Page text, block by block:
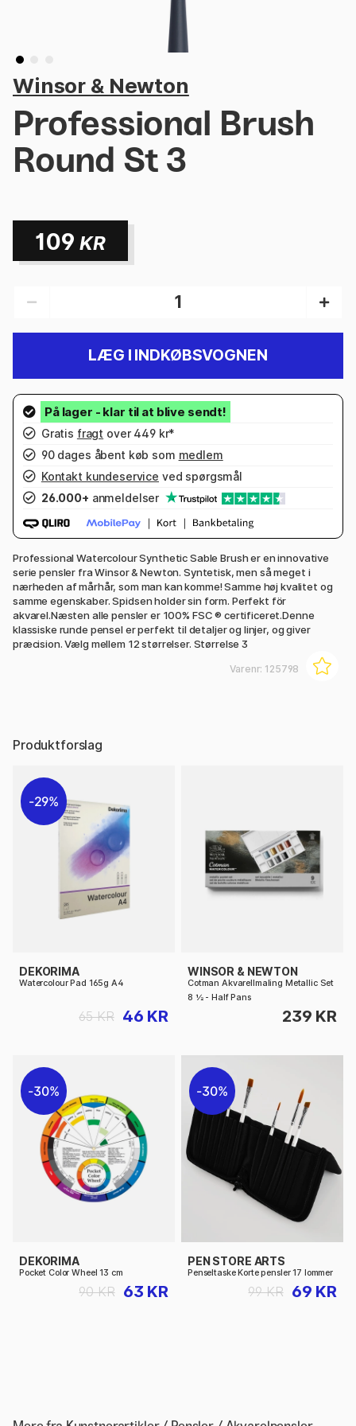
Winsor & Newton
Professional Brush
Round St 3
109 KR
LÆG I INDKØBSVOGNEN
Gratis fragt over 449 kr*
90 dages åbent køb som medlem
Kontakt kundeservice ved spørgsmål
26.000+ anmeldelser
Professional Watercolour Synthetic Sable Brush er en innovative
serie pensler fra Winsor & Newton. Syntetisk, men så meget i
nærheden af mårhår, som man kan komme! Samme høj kvalitet og
samme egenskaber. Spidsen holder sin form. Perfekt för
akvarel.Næsten alle pensler er 100% FSC ® certificeret.Denne
klassiske runde pensel er perfekt til detaljer og linjer, og giver
præcision. Vælg mellem 12 størrelser. Størrelse 3
Varenr: 125798
Produktforslag
29%
DEKORIMA
Watercolour Pad 165g A4
46 KR
65 KR
WINSOR & NEWTON
Cotman Akvarellmaling Metallic Set
8 ½ - Half Pans
239 KR
30%
DEKORIMA
Pocket Color Wheel 13 cm
63 KR
90 KR
30%
PEN STORE ARTS
Penseltaske Korte pensler 17 lommer
69 KR
99 KR